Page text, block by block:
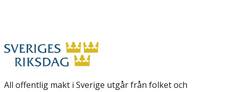
All offentlig makt i Sverige utgår från folket och